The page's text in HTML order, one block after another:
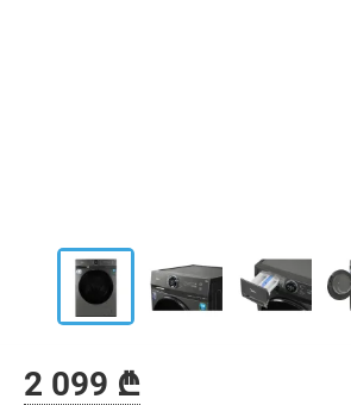
2 099 ₾